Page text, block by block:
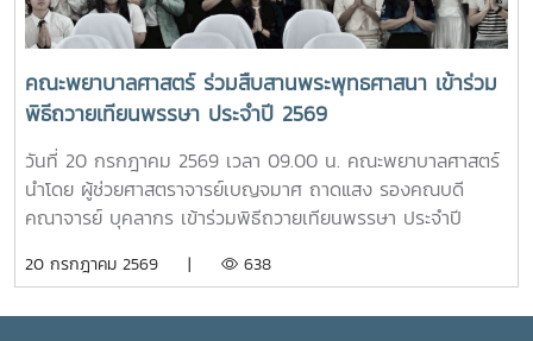
และการพัฒนาผลิตภัณฑ์กัญชงเพื่อสุขภาพ รวมทั้งนำเยี่ยมชม
แปลงกัญชง เพื่อเปิดมุมมองด้านงานวิจัยและนวัตกรรมทางการ
เกษตรของมหาวิทยาลัย จากนั้น นักศึกษาได้เดินทางไปศึกษา
แหล่งเรียนรู้อ่างเก็บน้ำห้วยโจ้ พร้อมนั่งรถเยี่ยมชมบริเวณรอบ
คณะและหน่วยงานที่ตั้งอยู่นอกพื้นที่หลักของมหาวิทยาลัย ได้แก่
คณะสัตวศาสตร์และเทคโนโลยี และวิทยาลัยพลังงาน เพื่อเรียนรู้
ศักยภาพและความหลากหลายของศาสตร์ที่มหาวิทยาลัยแม่โจ้เปิด
การเรียนการสอน กิจกรรมตามโครงการดังกล่าว นับว่าเป็นการ
ส่งเสริมการเรียนรู้นอกห้องเรียน สร้างเครือข่ายความร่วมมือ
ระหว่างหน่วยงาน พัฒนาทักษะการคิดวิเคราะห์ การแก้ไขปัญหา
ตลอดจนการปรับตัวในรั้วมหาวิทยาลัย อันเป็นรากฐานสำคัญใน
การก้าวสู่การเป็นวิชาชีพพยาบาลที่มีคุณธรรมและจริยธรรมต่อไป
ห้อง “ร่มอินทนิล” ยังเป็นพื้นที่แห่งการเรียนรู้และฝึกปฏิบัติ
วิชาชีพของนักศึกษาพยาบาล ภายใต้การกำกับดูแลของ
คณาจารย์และบุคลากรผู้เชี่ยวชาญ เพื่อให้นักศึกษาได้พัฒนา
ทักษะการดูแลผู้รับบริการจากสถานการณ์จริง ควบคู่ไปกับการ
สร้างประโยชน์แก่สังคมภายในมหาวิทยาลัยอย่างไรก็ตาม การเปิด
ให้บริการห้อง “ร่มอินทนิล” ในครั้งนี้ นับว่าเป็นก้าวสำคัญของ
มหาวิทยาลัย ในการพัฒนาระบบการดูแลสุขภาพของนักศึกษา
อย่างเป็นรูปธรรม สะท้อนถึงความมุ่งมั่นในการสร้างสภาพ
ดีของนักศึกษาอย่างรอบด้าน
คณะพยาบาลศาสตร์ ร่วมสืบสานพระพุทธศาสนา เข้าร่วม
พิธีถวายเทียนพรรษา ประจำปี 2569
วันที่ 20 กรกฎาคม 2569 เวลา 09.00 น. คณะพยาบาลศาสตร์
นำโดย ผู้ช่วยศาสตราจารย์เบญจมาศ ถาดแสง รองคณบดี
คณาจารย์ บุคลากร เข้าร่วมพิธีถวายเทียนพรรษา ประจำปี
ประธานในพิธี ณ อาคารแผ่พืชน์ มหาวิทยาลัยแม่โจ้ผู้เข้าร่วมพิธี
20 กรกฎาคม 2569 | 638